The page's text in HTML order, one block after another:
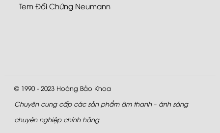
Tem Đối Chứng Neumann
© 1990 - 2023 Hoàng Bảo Khoa
Chuyên cung cấp các sản phẩm âm thanh – ánh sáng
chuyên nghiệp chính hãng